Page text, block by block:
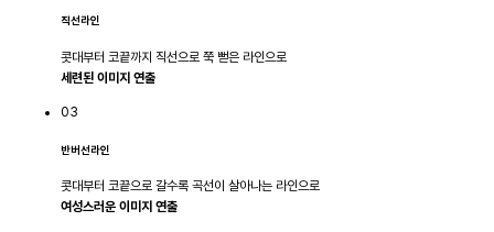
직선라인
콧대부터 코끝까지 직선으로 쭉 뻗은 라인으로
세련된 이미지 연출
03
반버선라인
콧대부터 코끝으로 갈수록 곡선이 살아나는 라인으로
여성스러운 이미지 연출